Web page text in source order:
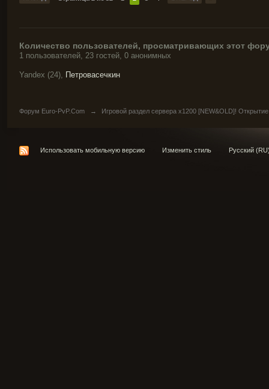
Количество пользователей, просматривающих этот
1 пользователей, 23 гостей, 0 анонимных
Yandex (24), Петровасечкин
Форум Euro-PvP.Com → Игровой раздел сервера х1200 [NEW&OLD]!
Использовать мобильную версию Изменить стиль Русский